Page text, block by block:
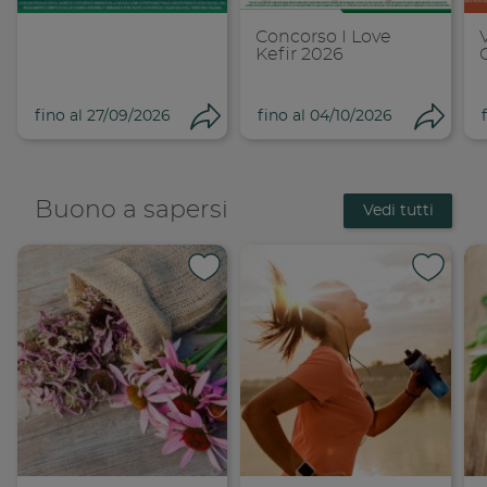
fino al 27/09/2026
Condividi su
Copia link
Concorso I Love
Kefir 2026
fino al 04/10/2026
Buono a sapersi Vedi tutti